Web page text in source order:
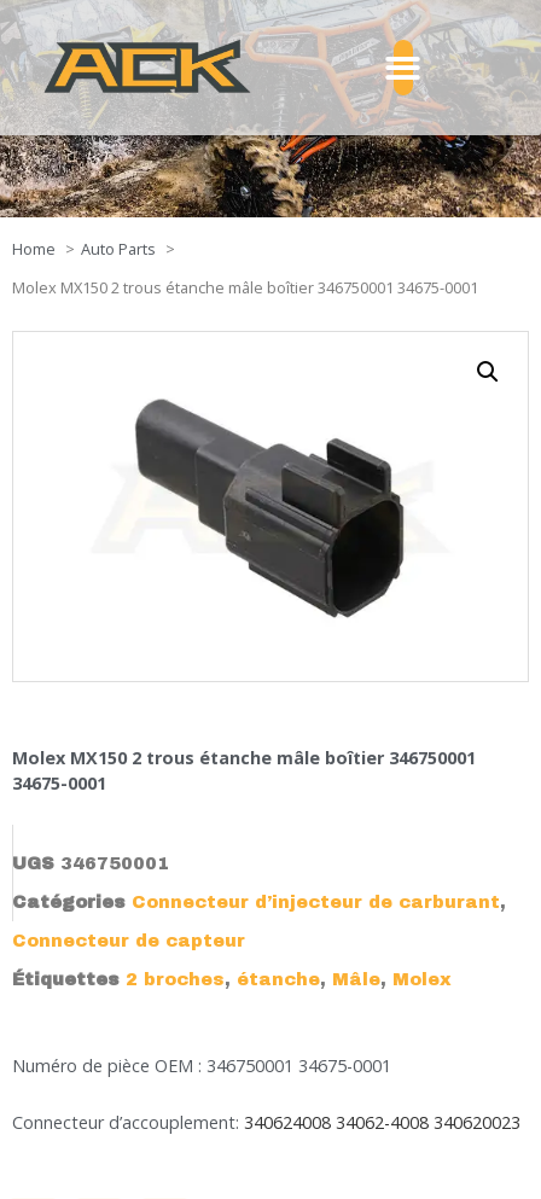
Home
Auto Parts
Molex MX150 2 trous étanche mâle boîtier 346750001 34675-0001
Molex MX150 2 trous étanche mâle boîtier 346750001
34675-0001
UGS 346750001
Catégories Connecteur d’injecteur de carburant,
Connecteur de capteur
Étiquettes 2 broches, étanche, Mâle, Molex
Numéro de pièce OEM : 346750001 34675-0001
Connecteur d’accouplement: 340624008 34062-4008 340620023